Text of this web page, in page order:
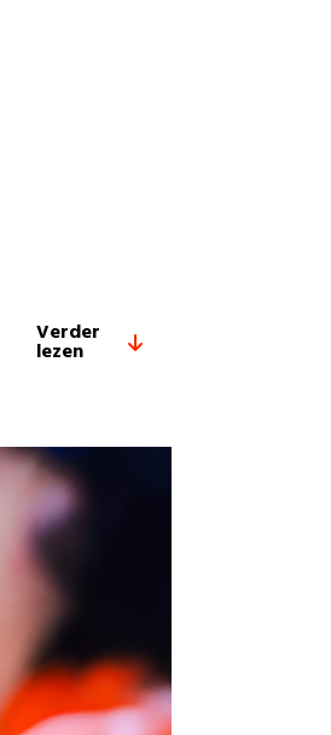
Verder
lezen